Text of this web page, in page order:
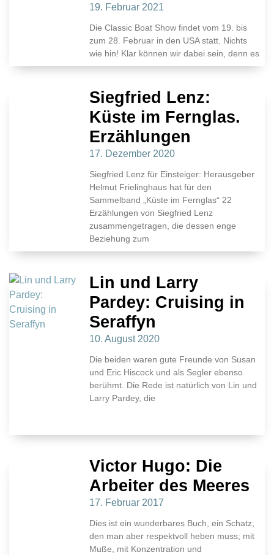
19. Februar 2021
Die Classic Boat Show findet vom 19. bis
zum 28. Februar in den USA statt. Nichts
wie hin! Klar können wir dabei sein, denn es
Siegfried Lenz:
Küste im Fernglas.
Erzählungen
17. Dezember 2020
Siegfried Lenz für Einsteiger: Herausgeber
Helmut Frielinghaus hat für den
Sammelband „Küste im Fernglas“ 22
Erzählungen von Siegfried Lenz
zusammengetragen, die dessen enge
Beziehung zum
Lin und Larry
Pardey: Cruising in
Seraffyn
10. August 2020
Die beiden waren gute Freunde von Susan
und Eric Hiscock und als Segler ebenso
berühmt. Die Rede ist natürlich von Lin und
Larry Pardey, die
Victor Hugo: Die
Arbeiter des Meeres
17. Februar 2017
Dies ist ein wunderbares Buch, ein Schatz,
den man aber respektvoll heben muss; mit
Muße, mit Konzentration und